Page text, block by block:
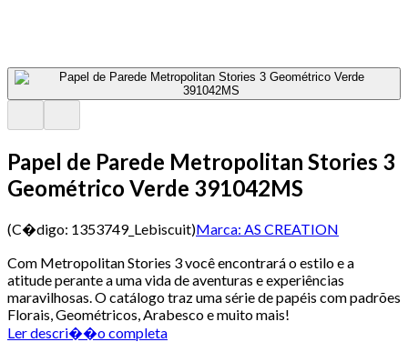
Papel de Parede Metropolitan Stories 3
Geométrico Verde 391042MS
(C�digo: 1353749_Lebiscuit)Marca: AS CREATION
Com Metropolitan Stories 3 você encontrará o estilo e a
atitude perante a uma vida de aventuras e experiências
maravilhosas. O catálogo traz uma série de papéis com padrões
Florais, Geométricos, Arabesco e muito mais!
Ler descri��o completa